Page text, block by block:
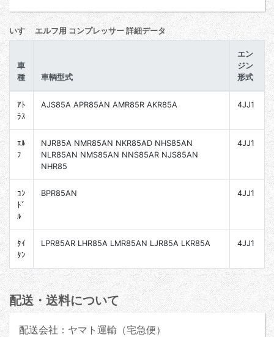
いすゞ エルフ用 コンプレッサー 詳細データ
車
種
車輌型式
エン
ジン
形式
ｱﾄ
ﾗｽ
AJS85A APR85AN AMR85R AKR85A 4JJ1
ｴﾙ
ﾌ
NJR85A NMR85AN NKR85AD NHS85AN
NLR85AN NMS85AN NNS85AR NJS85AN
NHR85
4JJ1
ｺﾝ
ﾄﾞ
ﾙ
BPR85AN 4JJ1
ﾀｲ
ﾀﾝ
LPR85AR LHR85A LMR85AN LJR85A LKR85A 4JJ1
配送・送料について
配送会社：ヤマト運輸（宅急便）